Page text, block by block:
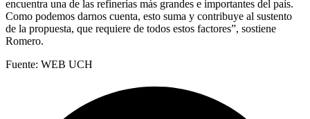
encuentra una de las refinerías más grandes e importantes del país.
Como podemos darnos cuenta, esto suma y contribuye al sustento
de la propuesta, que requiere de todos estos factores”, sostiene
Romero.
Fuente: WEB UCH